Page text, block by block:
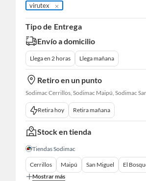
virutex
Tipo de Entrega
Envío a domicilio
Llega en 2 horas Llega mañana
Retiro en un punto
Retira hoy Retira mañana
Stock en tienda
Tiendas Sodimac
Cerrillos Maipú San Miguel
El
Mostrar más